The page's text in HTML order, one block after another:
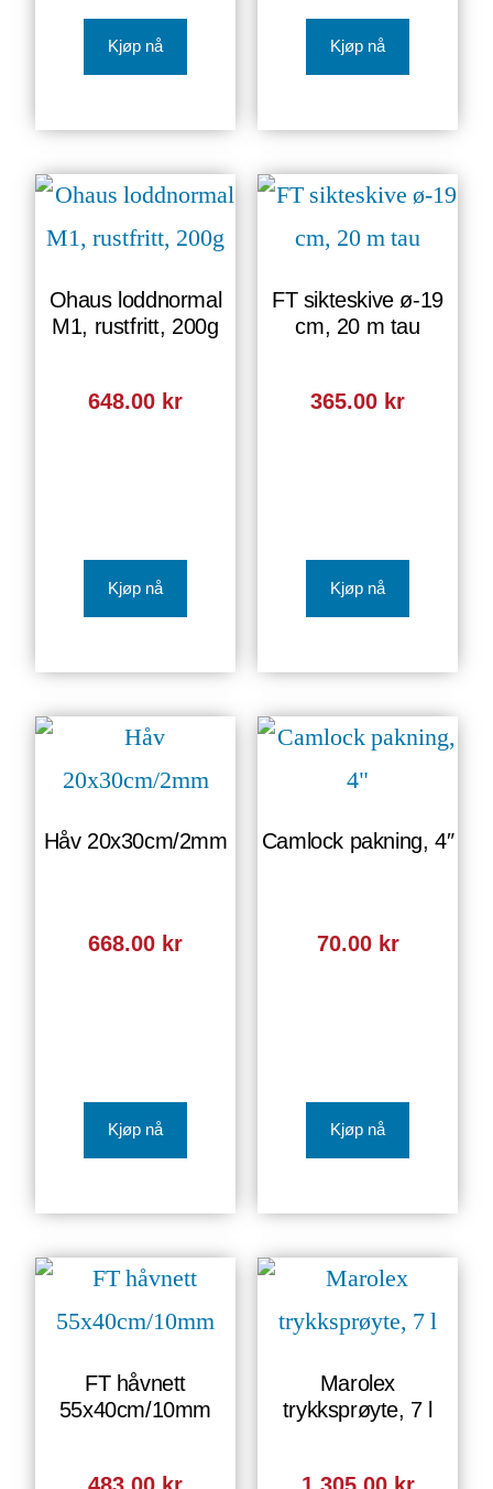
Kjøp nå Kjøp nå
Ohaus loddnormal
M1, rustfritt, 200g
648.00 kr
Kjøp nå
FT sikteskive ø-19
cm, 20 m tau
365.00 kr
Kjøp nå
Håv 20x30cm/2mm
668.00 kr
Kjøp nå
Camlock pakning, 4″
70.00 kr
Kjøp nå
FT håvnett
55x40cm/10mm
Marolex
trykksprøyte, 7 l